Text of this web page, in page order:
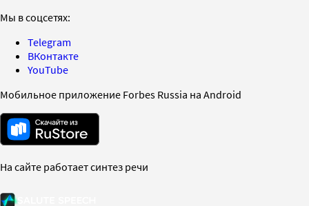
Мы в соцсетях:
Telegram
ВКонтакте
YouTube
Мобильное приложение Forbes Russia на Android
На сайте работает синтез речи